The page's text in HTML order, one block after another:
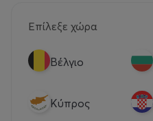
Επίλεξε χώρα
Βέλγιο
Κύπρος